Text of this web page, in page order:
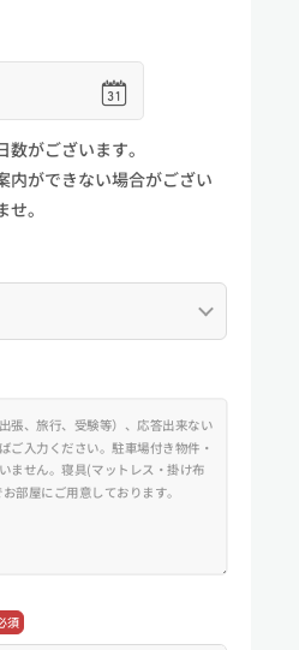
がございます。
内ができない場合がござい
。
須